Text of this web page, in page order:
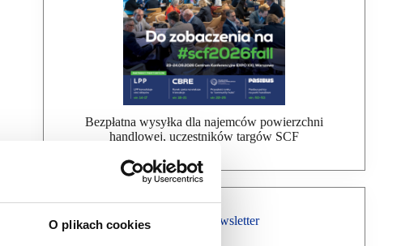
O plikach cookies
Bezpłatna wysyłka dla najemców powierzchni
handlowej, uczestników targów SCF
Bezpłatny Newsletter